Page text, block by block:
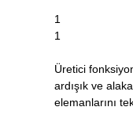
1
1
Üretici
ardışık ve
elemanlarını